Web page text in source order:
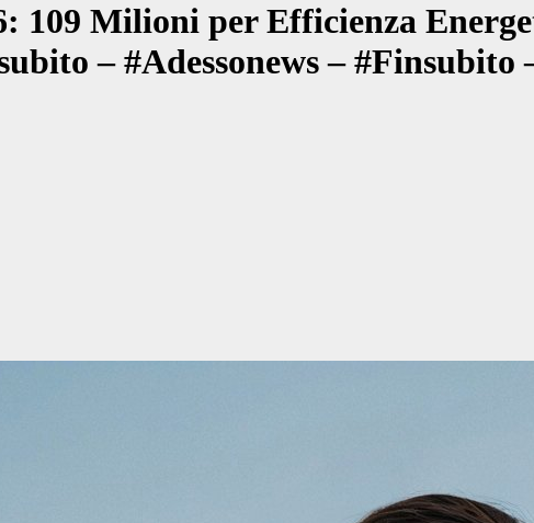
109 Milioni per Efficienza
– #Adessonews – #Finsubito